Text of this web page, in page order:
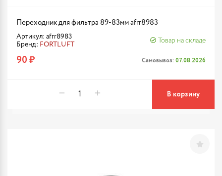
Переходник для фильтра 89-83мм afrr8983
Артикул: afrr8983
Бренд: FORTLUFT
Товар на складе
90 ₽ Самовывоз: 07.08.2026
В корзину